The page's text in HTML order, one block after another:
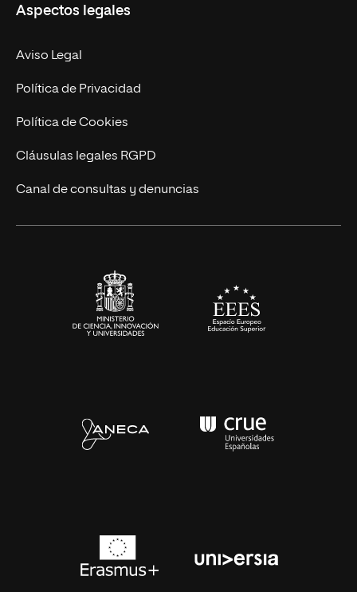
Empresa
MBA
Marketing y Comunicación
Ingeniería
Diseño
Ciencias de la Salud
Nuestro Equipo
Contacto
Aspectos legales
Aviso Legal
Política de Privacidad
Política de Cookies
Cláusulas legales RGPD
Canal de consultas y denuncias